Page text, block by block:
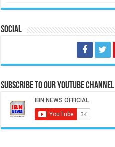
Social
Subscribe to our Youtube Channel